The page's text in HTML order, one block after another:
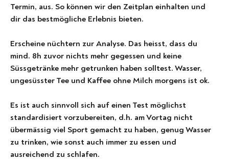
Termin, aus. So können wir den Zeitplan einhalten und
dir das bestmögliche Erlebnis bieten.
Erscheine nüchtern zur Analyse. Das heisst, dass du
mind. 8h zuvor nichts mehr gegessen und keine
Süssgetränke mehr getrunken haben solltest. Wasser,
ungesüsster Tee und Kaffee ohne Milch morgens ist ok.
Es ist auch sinnvoll sich auf einen Test möglichst
standardisiert vorzubereiten, d.h. am Vortag nicht
übermässig viel Sport gemacht zu haben, genug Wasser
zu trinken, wie sonst auch immer zu essen und
ausreichend zu schlafen.